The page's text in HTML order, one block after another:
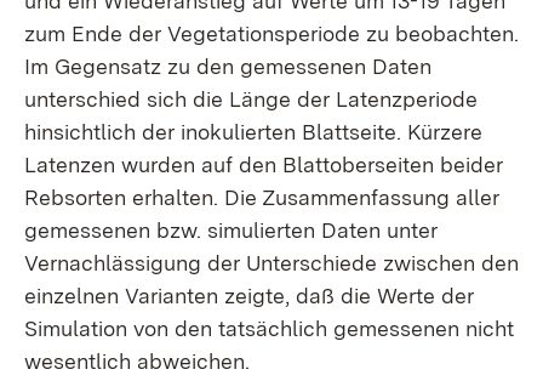
zum Ende der Vegetationsperiode zu beobachten.
Im Gegensatz zu den gemessenen Daten
unterschied sich die Länge der Latenzperiode
hinsichtlich der inokulierten Blattseite. Kürzere
Latenzen wurden auf den Blattoberseiten beider
Rebsorten erhalten. Die Zusammenfassung aller
gemessenen bzw. simulierten Daten unter
Vernachlässigung der Unterschiede zwischen den
einzelnen Varianten zeigte, daß die Werte der
Simulation von den tatsächlich gemessenen nicht
wesentlich abweichen.